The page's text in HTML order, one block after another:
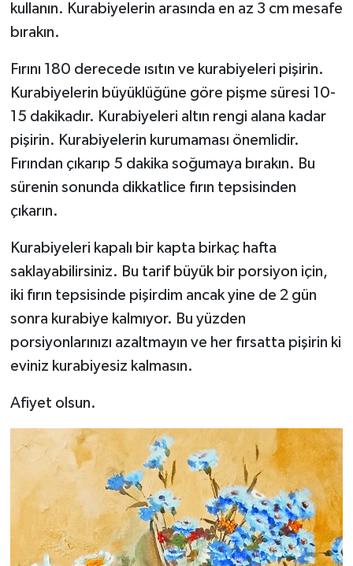
kullanın. Kurabiyelerin arasında en az 3 cm mesafe
bırakın.
Fırını 180 derecede ısıtın ve kurabiyeleri pişirin.
Kurabiyelerin büyüklüğüne göre pişme süresi 10-
15 dakikadır. Kurabiyeleri altın rengi alana kadar
pişirin. Kurabiyelerin kurumaması önemlidir.
Fırından çıkarıp 5 dakika soğumaya bırakın. Bu
sürenin sonunda dikkatlice fırın tepsisinden
çıkarın.
Kurabiyeleri kapalı bir kapta birkaç hafta
saklayabilirsiniz. Bu tarif büyük bir porsiyon için,
iki fırın tepsisinde pişirdim ancak yine de 2 gün
sonra kurabiye kalmıyor. Bu yüzden
porsiyonlarınızı azaltmayın ve her fırsatta pişirin ki
eviniz kurabiyesiz kalmasın.
Afiyet olsun.